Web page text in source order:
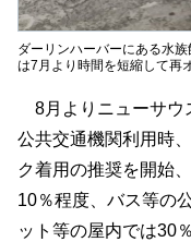
ダーリンハーバーにある水
は7月より時間を短縮して再
8月よりニューサウ
公共交通機関利用時
ク着用の推奨を開始
10％程度、バス等の
ット等の屋内では30